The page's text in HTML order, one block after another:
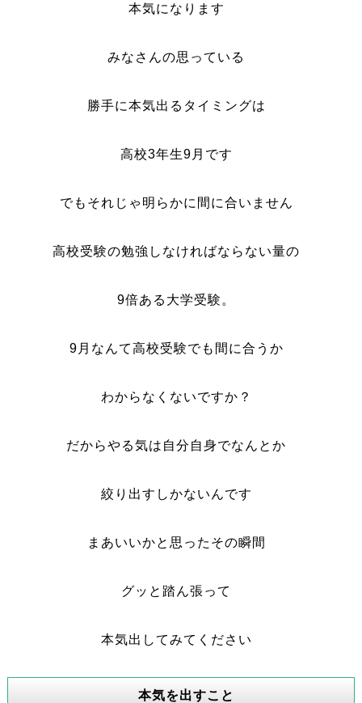
本気になります
みなさんの思っている
勝手に本気出るタイミングは
高校3年生9月です
でもそれじゃ明らかに間に合いません
高校受験の勉強しなければならない量の
9倍ある大学受験。
9月なんて高校受験でも間に合うか
わからなくないですか？
だからやる気は自分自身でなんとか
絞り出すしかないんです
まあいいかと思ったその瞬間
グッと踏ん張って
本気出してみてください
本気を出すこと